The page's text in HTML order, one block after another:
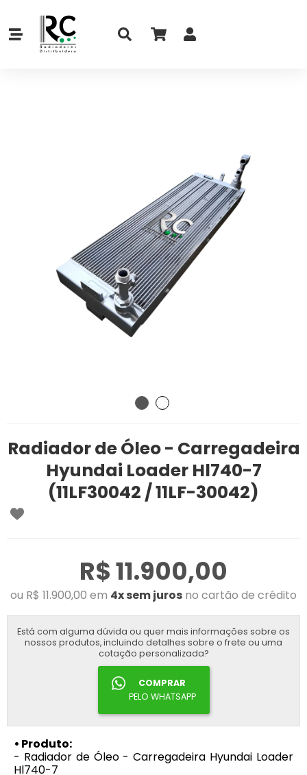
Radiador de Óleo - Carregadeira
Hyundai Loader Hl740-7
(11LF30042 / 11LF-30042)
R$ 11.900,00
ou R$ 11.900,00 em 4x sem juros no cartão de crédito
Está com alguma dúvida ou quer mais informações sobre os
nossos produtos, incluindo detalhes sobre o frete ou uma
cotação personalizada?
COMPRAR
PELO WHATSAPP
• Produto:
- Radiador de Óleo - Carregadeira Hyundai Loader
Hl740-7